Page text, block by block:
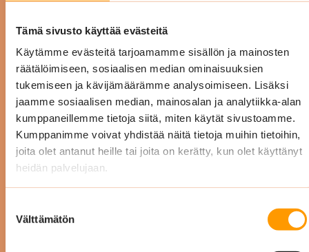
Tämä sivusto käyttää evästeitä
Käytämme evästeitä tarjoamamme sisällön ja mainosten
räätälöimiseen, sosiaalisen median ominaisuuksien
tukemiseen ja kävijämäärämme analysoimiseen. Lisäksi
jaamme sosiaalisen median, mainosalan ja analytiikka-alan
kumppaneillemme tietoja siitä, miten käytät sivustoamme.
Kumppanimme voivat yhdistää näitä tietoja muihin tietoihin,
joita olet antanut heille tai joita on kerätty, kun olet käyttänyt
heidän palvelujaan.
valinta
Välttämätön